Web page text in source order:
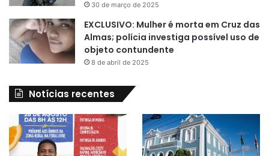
30 de março de 2025
EXCLUSIVO: Mulher é morta em Cruz das
Almas; polícia investiga possível uso de
objeto contundente
8 de abril de 2025
Notícias recentes